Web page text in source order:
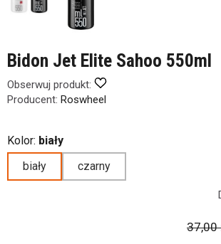
Bidon Jet Elite Sahoo 550ml
Obserwuj produkt:
Producent: Roswheel
Kolor: biały
biały
czarny
37,00